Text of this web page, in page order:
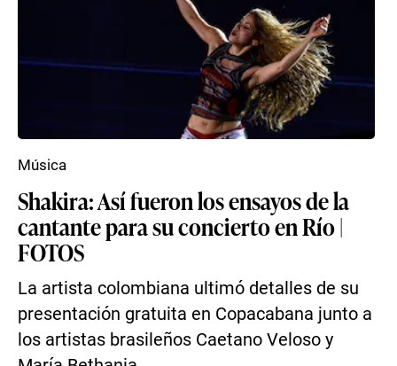
Shakira: Así fueron los ensayos de la
cantante para su concierto en Río |
FOTOS
La artista colombiana ultimó detalles de su
presentación gratuita en Copacabana junto a
los artistas brasileños Caetano Veloso y
Música